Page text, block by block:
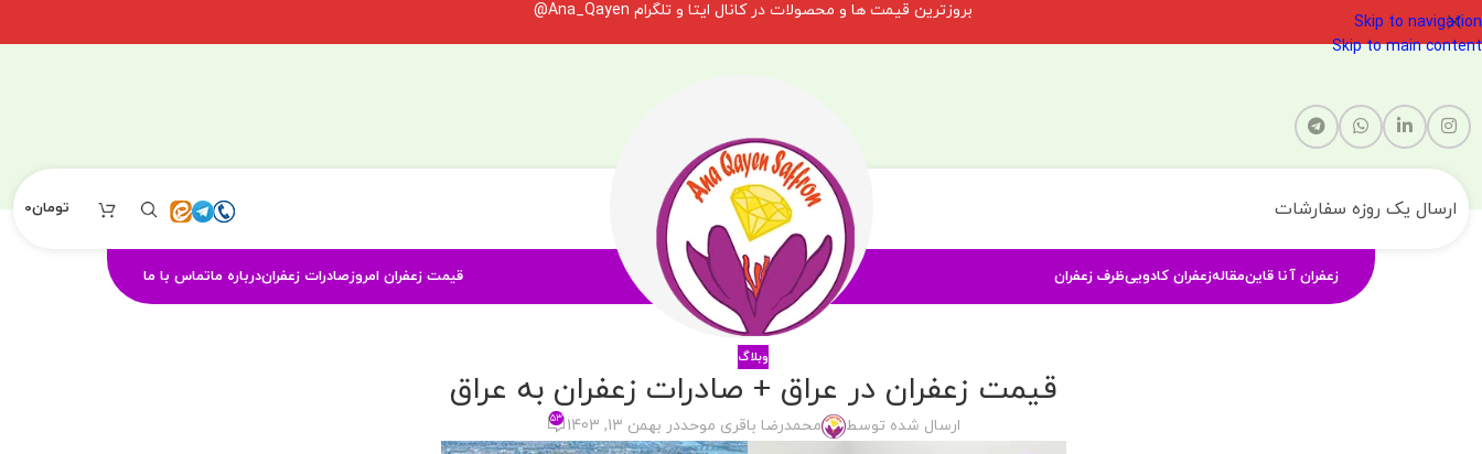
Skip to navigation
Skip to main content
بروزترین قیمت ها و محصولات در کانال ایتا و تلگرام Ana_Qayen@
ارسال یک روزه سفارشات تومان0
زعفران آنا قاینمقالهزعفران کادوییظرف زعفران قیمت زعفران امروزصادرات زعفراندرباره ماتماس با ما
وبلاگ
قیمت زعفران در عراق + صادرات زعفران به عراق
ارسال شده توسط محمدرضا باقری موحددر بهمن 13, 1403 ۵۳